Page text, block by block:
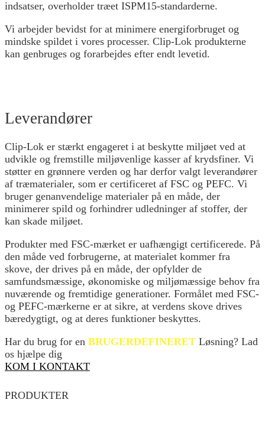
indsatser, overholder træet ISPM15-standarderne.
Vi arbejder bevidst for at minimere energiforbruget og
mindske spildet i vores processer. Clip-Lok produkterne
kan genbruges og forarbejdes efter endt levetid.
Leverandører
Clip-Lok er stærkt engageret i at beskytte miljøet ved at
udvikle og fremstille miljøvenlige kasser af krydsfiner. Vi
støtter en grønnere verden og har derfor valgt leverandører
af træmaterialer, som er certificeret af FSC og PEFC. Vi
bruger genanvendelige materialer på en måde, der
minimerer spild og forhindrer udledninger af stoffer, der
kan skade miljøet.
Produkter med FSC-mærket er uafhængigt certificerede. På
den måde ved forbrugerne, at materialet kommer fra
skove, der drives på en måde, der opfylder de
samfundsmæssige, økonomiske og miljømæssige behov fra
nuværende og fremtidige generationer. Formålet med FSC-
og PEFC-mærkerne er at sikre, at verdens skove drives
bæredygtigt, og at deres funktioner beskyttes.
Har du brug for en BRUGERDEFINERET Løsning? Lad
os hjælpe dig
KOM I KONTAKT
PRODUKTER